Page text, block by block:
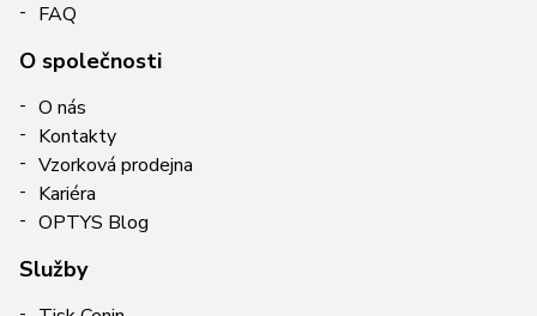
FAQ
O společnosti
O nás
Kontakty
Vzorková prodejna
Kariéra
OPTYS Blog
Služby